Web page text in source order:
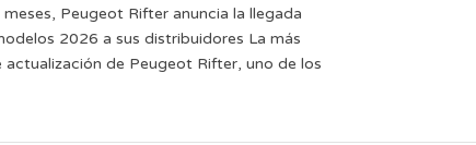
meses, Peugeot Rifter anuncia la llegada
2026 a sus distribuidores La más
actualización de Peugeot Rifter, uno de los